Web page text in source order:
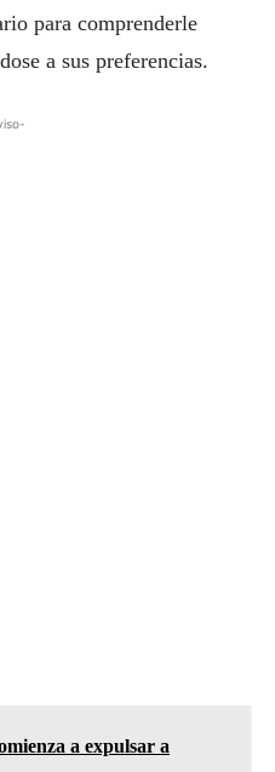
para comprenderle
a sus preferencias.
a expulsar a